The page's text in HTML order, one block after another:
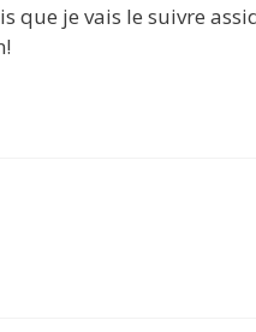
que je vais le suivre